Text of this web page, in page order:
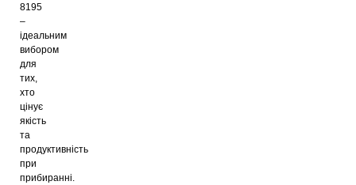
8195
–
ідеальним
вибором
для
тих,
хто
цінує
якість
та
продуктивність
при
прибиранні.